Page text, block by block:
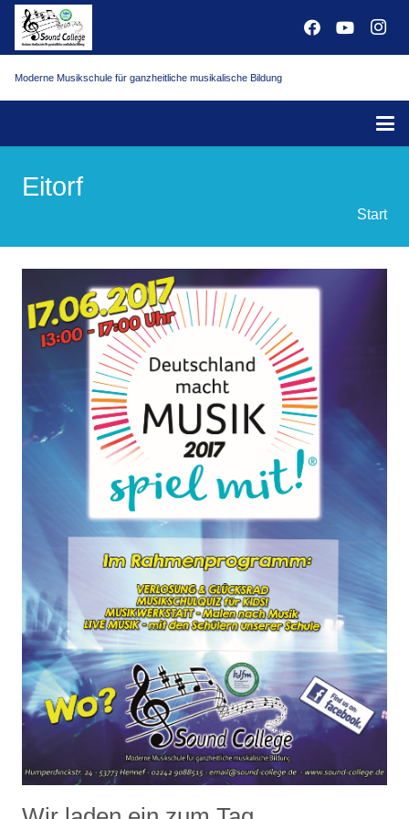
Moderne Musikschule für ganzheitliche musikalische Bildung
Eitorf
Start